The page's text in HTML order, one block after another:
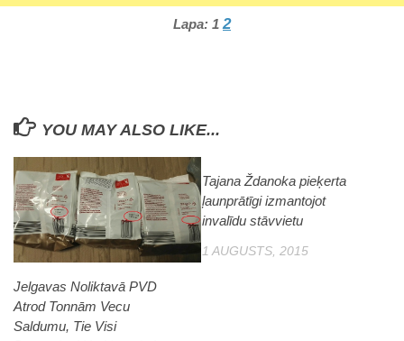
Lapa: 1 2
YOU MAY ALSO LIKE...
Jelgavas Noliktavā PVD
Atrod Tonnām Vecu
Saldumu, Tie Visi
Tajana Ždanoka pieķerta
ļaunprātīgi izmantojot
invalīdu stāvvietu
1 AUGUSTS, 2015